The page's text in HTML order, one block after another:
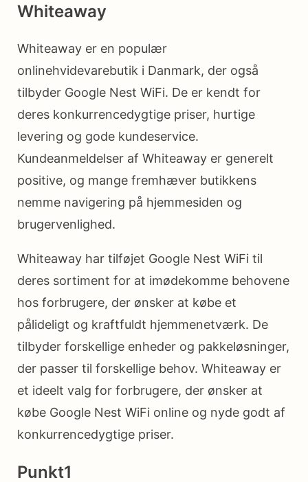
Whiteaway
Whiteaway er en populær
onlinehvidevarebutik i Danmark, der også
tilbyder Google Nest WiFi. De er kendt for
deres konkurrencedygtige priser, hurtige
levering og gode kundeservice.
Kundeanmeldelser af Whiteaway er generelt
positive, og mange fremhæver butikkens
nemme navigering på hjemmesiden og
brugervenlighed.
Whiteaway har tilføjet Google Nest WiFi til
deres sortiment for at imødekomme behovene
hos forbrugere, der ønsker at købe et
pålideligt og kraftfuldt hjemmenetværk. De
tilbyder forskellige enheder og pakkeløsninger,
der passer til forskellige behov. Whiteaway er
et ideelt valg for forbrugere, der ønsker at
købe Google Nest WiFi online og nyde godt af
konkurrencedygtige priser.
Punkt1